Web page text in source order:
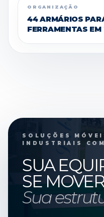
ORGANIZAÇÃO
44 ARMÁRIOS
FERRAMENTAS
SOLUÇÕES
INDUSTRIAIS
SUA
SE
Sua